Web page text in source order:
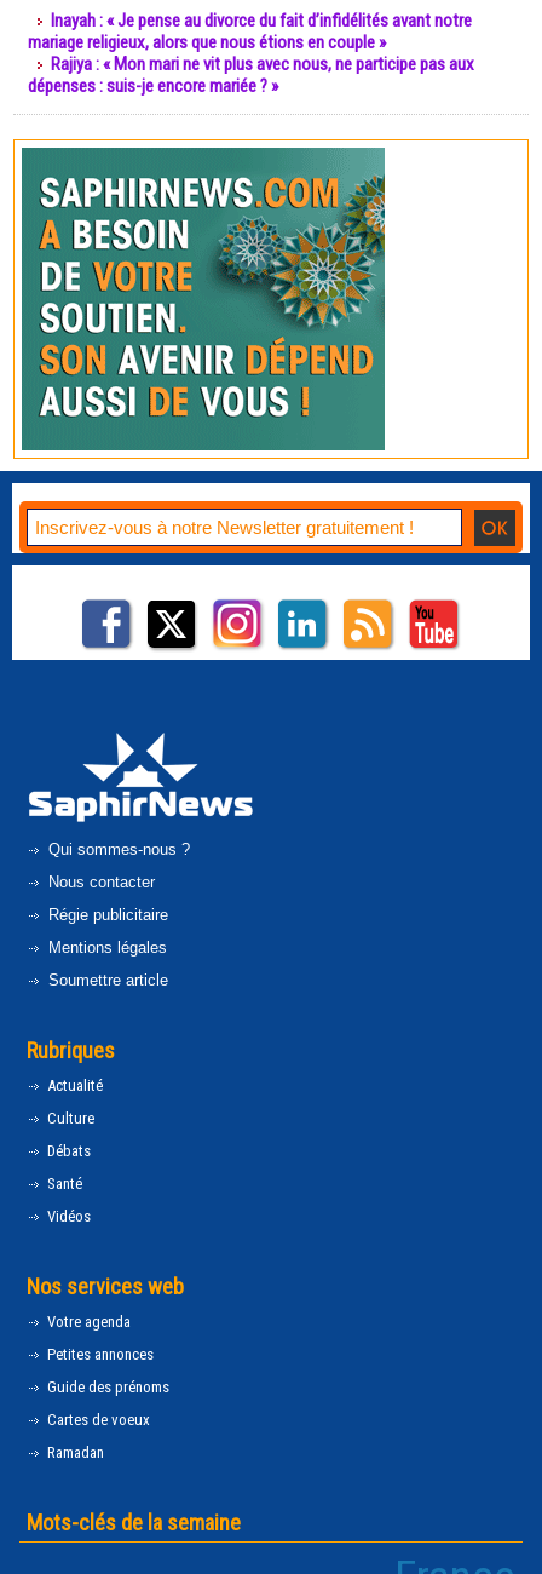
Inayah : « Je pense au divorce du fait d’infidélités avant notre
mariage religieux, alors que nous étions en couple »
Rajiya : « Mon mari ne vit plus avec nous, ne participe pas aux
dépenses : suis-je encore mariée ? »
Qui sommes-nous ?
Nous contacter
Régie publicitaire
Mentions légales
Soumettre article
Rubriques
Actualité
Culture
Débats
Santé
Vidéos
Nos services web
Votre agenda
Petites annonces
Guide des prénoms
Cartes de voeux
Ramadan
Mots-clés de la semaine